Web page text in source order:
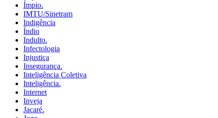
Ímpio.
IMTU/Sinetram
Indigência
Índio
Indulto.
Infectologia
Injustiça
Insegurança.
Inteligência Coletiva
Inteligência.
Internet
Inveja
Jacaré.